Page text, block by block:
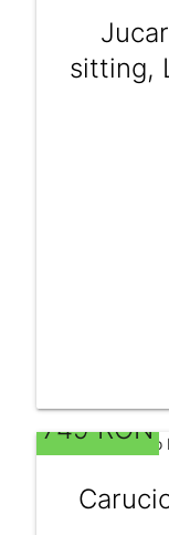
sitting,
749 RON